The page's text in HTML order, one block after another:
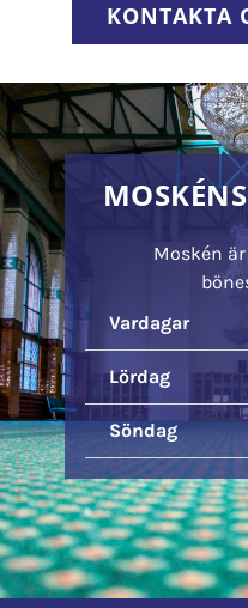
KONTAKTA
Moskén
Vardagar
Lördag
Söndag